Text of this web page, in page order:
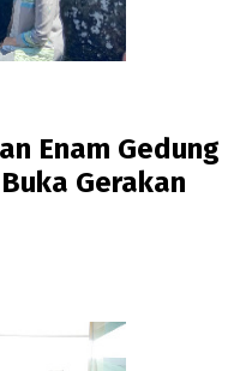
Enam Gedung
Gerakan